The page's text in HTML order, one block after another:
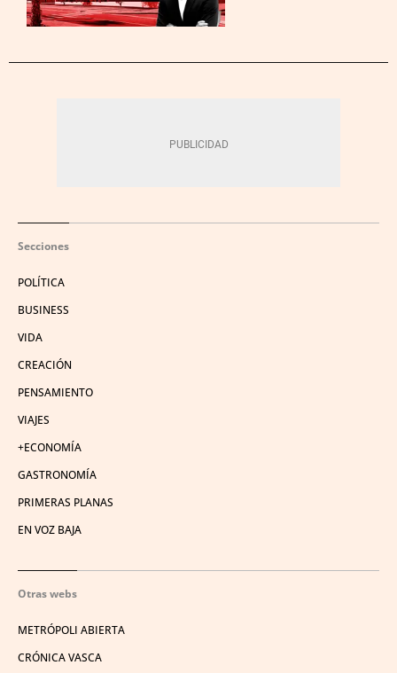
Secciones
POLÍTICA
BUSINESS
VIDA
CREACIÓN
PENSAMIENTO
VIAJES
+ECONOMÍA
GASTRONOMÍA
PRIMERAS PLANAS
EN VOZ BAJA
Otras webs
METRÓPOLI ABIERTA
CRÓNICA VASCA